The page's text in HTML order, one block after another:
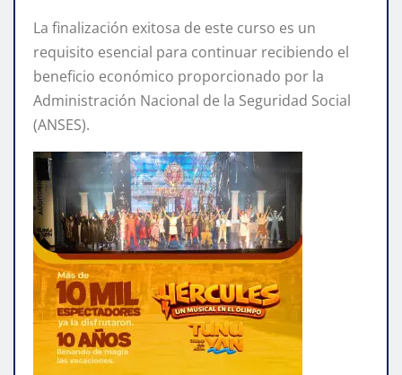
La finalización exitosa de este curso es un
requisito esencial para continuar recibiendo el
beneficio económico proporcionado por la
Administración Nacional de la Seguridad Social
(ANSES).